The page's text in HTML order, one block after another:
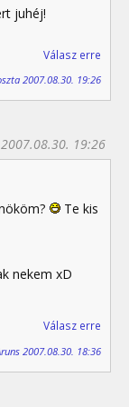
juhéj!
Válasz erre
2007.08.30. 19:26
2007.08.30. 19:26
Te kis
nekem xD
Válasz erre
2007.08.30. 18:36